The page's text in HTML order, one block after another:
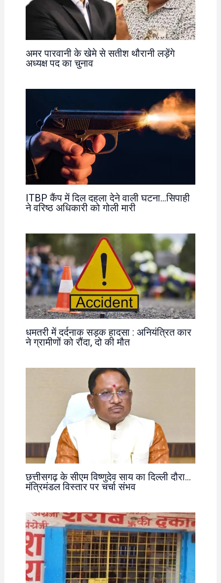
अमर पारवानी के खेमे से सतीश थौरानी लड़ेंगे
अध्यक्ष पद का चुनाव
ITBP कैंप में दिल दहला देने वाली घटना…सिपाही
ने वरिष्ठ अधिकारी को गोली मारी
धमतरी में दर्दनाक सड़क हादसा : अनियंत्रित कार
ने ग्रामीणों को रौंदा, दो की मौत
छत्तीसगढ़ के सीएम विष्णुदेव साय का दिल्ली दौरा…
मंत्रिमंडल विस्तार पर चर्चा संभव